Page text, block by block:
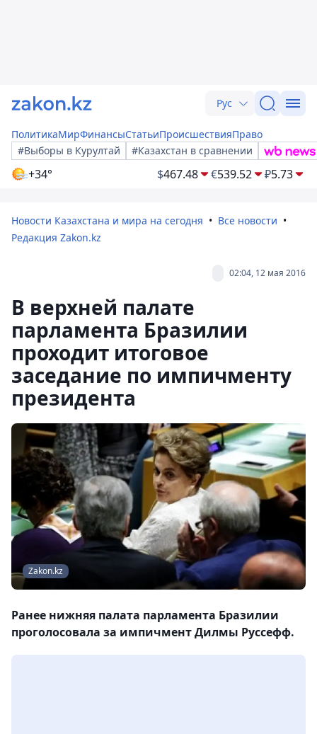
Рус
ПолитикаМирФинансыСтатьиПроисшествияПраво
#Выборы в Курултай
#Казахстан в сравнении
+34° $467.48 €539.52 ₽5.73
Новости Казахстана и мира на сегодня
Все новости
Редакция Zakon.kz
02:04, 12 мая 2016
В верхней палате
парламента Бразилии
проходит итоговое
заседание по импичменту
президента
Zakon.kz
Ранее нижняя палата парламента Бразилии
проголосовала за импичмент Дилмы Руссефф.